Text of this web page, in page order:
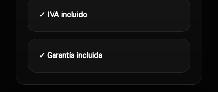
✓ IVA incluido
✓ Garantía incluida